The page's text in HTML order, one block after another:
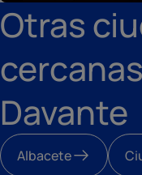
Otras
Davante
Albacete